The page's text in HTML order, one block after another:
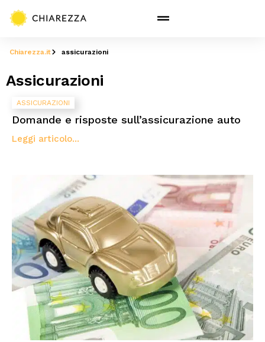
Chiarezza.it assicurazioni
Assicurazioni
ASSICURAZIONI
Domande e risposte sull’assicurazione auto
Leggi articolo...